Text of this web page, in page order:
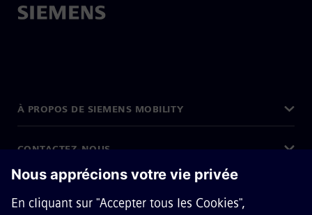
À PROPOS DE SIEMENS MOBILITY
CONTACTEZ-NOUS